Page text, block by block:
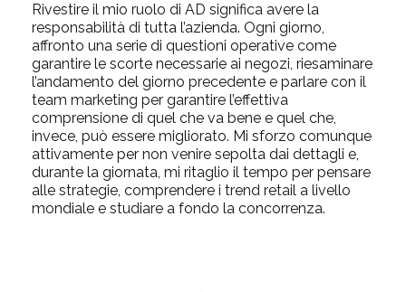
Rivestire il mio ruolo di AD significa avere la
responsabilità di tutta l’azienda. Ogni giorno,
affronto una serie di questioni operative come
garantire le scorte necessarie ai negozi, riesaminare
l’andamento del giorno precedente e parlare con il
team marketing per garantire l’effettiva
comprensione di quel che va bene e quel che,
invece, può essere migliorato. Mi sforzo comunque
attivamente per non venire sepolta dai dettagli e,
durante la giornata, mi ritaglio il tempo per pensare
alle strategie, comprendere i trend retail a livello
mondiale e studiare a fondo la concorrenza.